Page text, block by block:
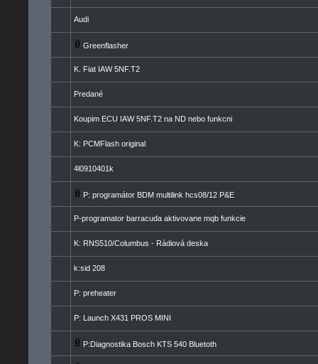
Audi
Greenflasher
K. Fiat IAW 5NF.T2
Predané
Koupim ECU IAW 5NF.T2 na ND nebo funkcni
K: PCMFlash original
4l0910401k
P: programátor BDM multilink hcs08/12 P&E
P-programator barracuda aktivovane mqb funkcie
K: RNS510/Columbus - Rádiová deska
k:sid 208
P: preheater
P: Launch X431 PROS MINI
P:Diagnostika Bosch KTS 540 Bluetoth